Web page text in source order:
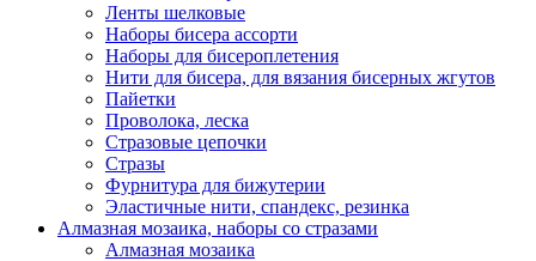
Ленты шелковые
Наборы бисера ассорти
Наборы для бисероплетения
Нити для бисера, для вязания бисерных жгутов
Пайетки
Проволока, леска
Стразовые цепочки
Стразы
Фурнитура для бижутерии
Эластичные нити, спандекс, резинка
Алмазная мозаика, наборы со стразами
Алмазная мозаика